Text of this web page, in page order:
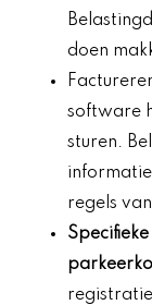
doen
software
sturen.
regels